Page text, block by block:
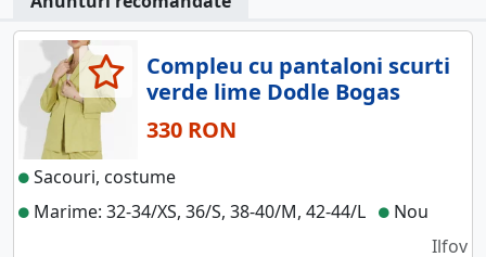
Compleu cu pantaloni scurti
verde lime Dodle Bogas
330 RON
Sacouri, costume
Marime: 32-34/XS, 36/S, 38-40/M, 42-44/L
Nou
Ilfov